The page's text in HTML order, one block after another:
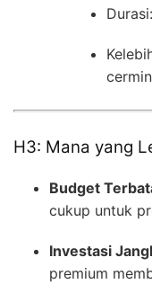
H3: Mana yang
Budget
cukup untuk
Investasi
premium